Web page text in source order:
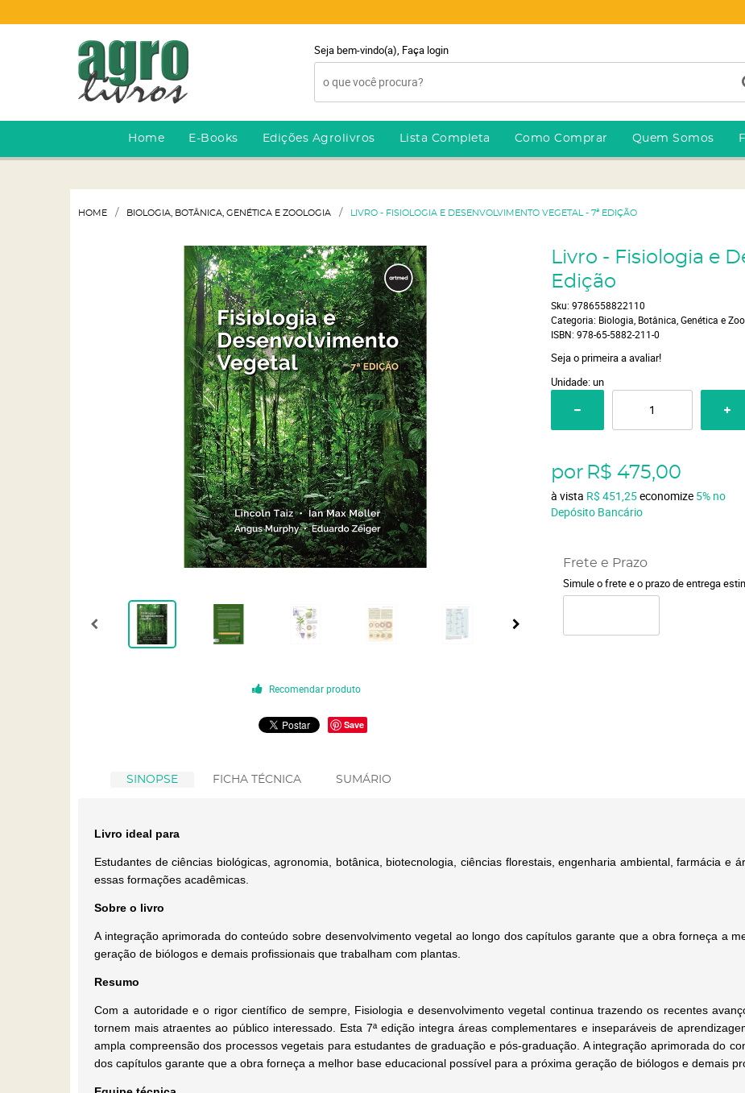
Seja bem-vindo(a), Faça login
Home E-Books Edições Agrolivros Lista Completa Como Comprar Quem Somos
HOME BIOLOGIA, BOTÂNICA, GENÉTICA E ZOOLOGIA LIVRO - FISIOLOGIA E DESENVOLVIMENTO VEGETAL - 7ª EDIÇÃO
Recomendar produto
Save
Livro - Fisiologia e
Edição
Sku: 9786558822110
Categoria: Biologia, Botânica, Genética e
ISBN: 978-65-5882-211-0
Seja o primeira a avaliar!
Unidade: un
por R$ 475,00
à vista R$ 451,25economize 5% no
Depósito Bancário
Frete e Prazo
Simule o frete e o prazo de entrega
SINOPSE FICHA TÉCNICA SUMÁRIO
Livro ideal para
Estudantes de ciências biológicas, agronomia, botânica, biotecnologia, ciências florestais, engenharia ambiental, farmácia e
essas formações acadêmicas.
Sobre o livro
A integração aprimorada do conteúdo sobre desenvolvimento vegetal ao longo dos capítulos garante que a obra forneça a
geração de biólogos e demais profissionais que trabalham com plantas.
Resumo
Com a autoridade e o rigor científico de sempre, Fisiologia e desenvolvimento vegetal continua trazendo os recentes
tornem mais atraentes ao público interessado. Esta 7ª edição integra áreas complementares e inseparáveis de
ampla compreensão dos processos vegetais para estudantes de graduação e pós-graduação. A integração aprimorada do
dos capítulos garante que a obra forneça a melhor base educacional possível para a próxima geração de biólogos e demais